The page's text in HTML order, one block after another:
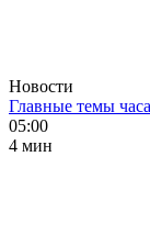
Новости
Главные темы
05:00
4 мин